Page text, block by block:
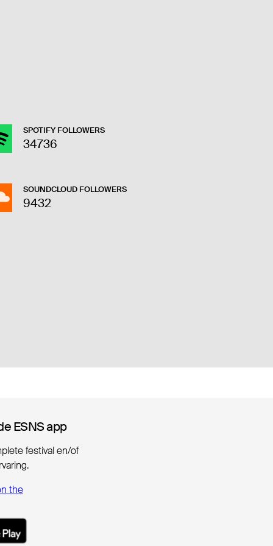
SPOTIFY FOLLOWERS
34736
SOUNDCLOUD FOLLOWERS
9432
ESNS app
ESNS app
festival en/of